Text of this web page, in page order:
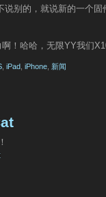
别的，就说新的一个
！哈哈，无限YY我们
, iPad, iPhone, 新闻